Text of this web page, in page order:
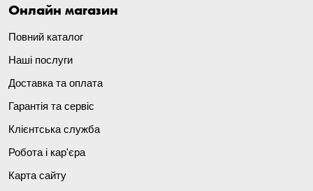
Онлайн магазин
Повний каталог
Наші послуги
Доставка та оплата
Гарантія та сервіс
Клієнтська служба
Робота і кар'єра
Карта сайту